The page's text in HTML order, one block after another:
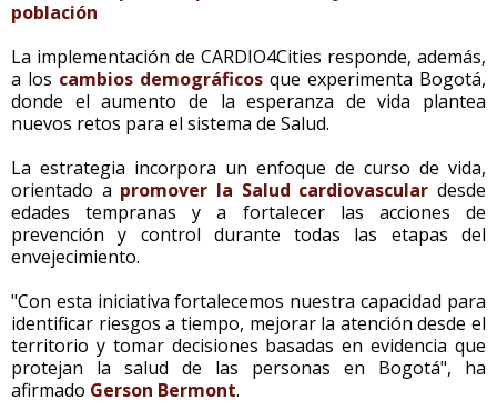
población
La implementación de CARDIO4Cities responde, además,
a los cambios demográficos que experimenta Bogotá,
donde el aumento de la esperanza de vida plantea
nuevos retos para el sistema de Salud.
La estrategia incorpora un enfoque de curso de vida,
orientado a promover la Salud cardiovasculardesde
edades tempranas y a fortalecer las acciones de
prevención y control durante todas las etapas del
envejecimiento.
"Con esta iniciativa fortalecemos nuestra capacidad para
identificar riesgos a tiempo, mejorar la atención desde el
territorio y tomar decisiones basadas en evidencia que
protejan la salud de las personas en Bogotá", ha
afirmado Gerson Bermont.